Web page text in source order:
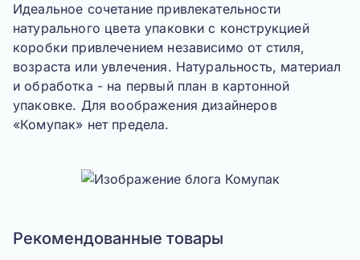
Идеальное сочетание привлекательности
натурального цвета упаковки с конструкцией
коробки привлечением независимо от стиля,
возраста или увлечения. Натуральность, материал
и обработка - на первый план в картонной
упаковке. Для воображения дизайнеров
«Комупак» нет предела.
Рекомендованные товары